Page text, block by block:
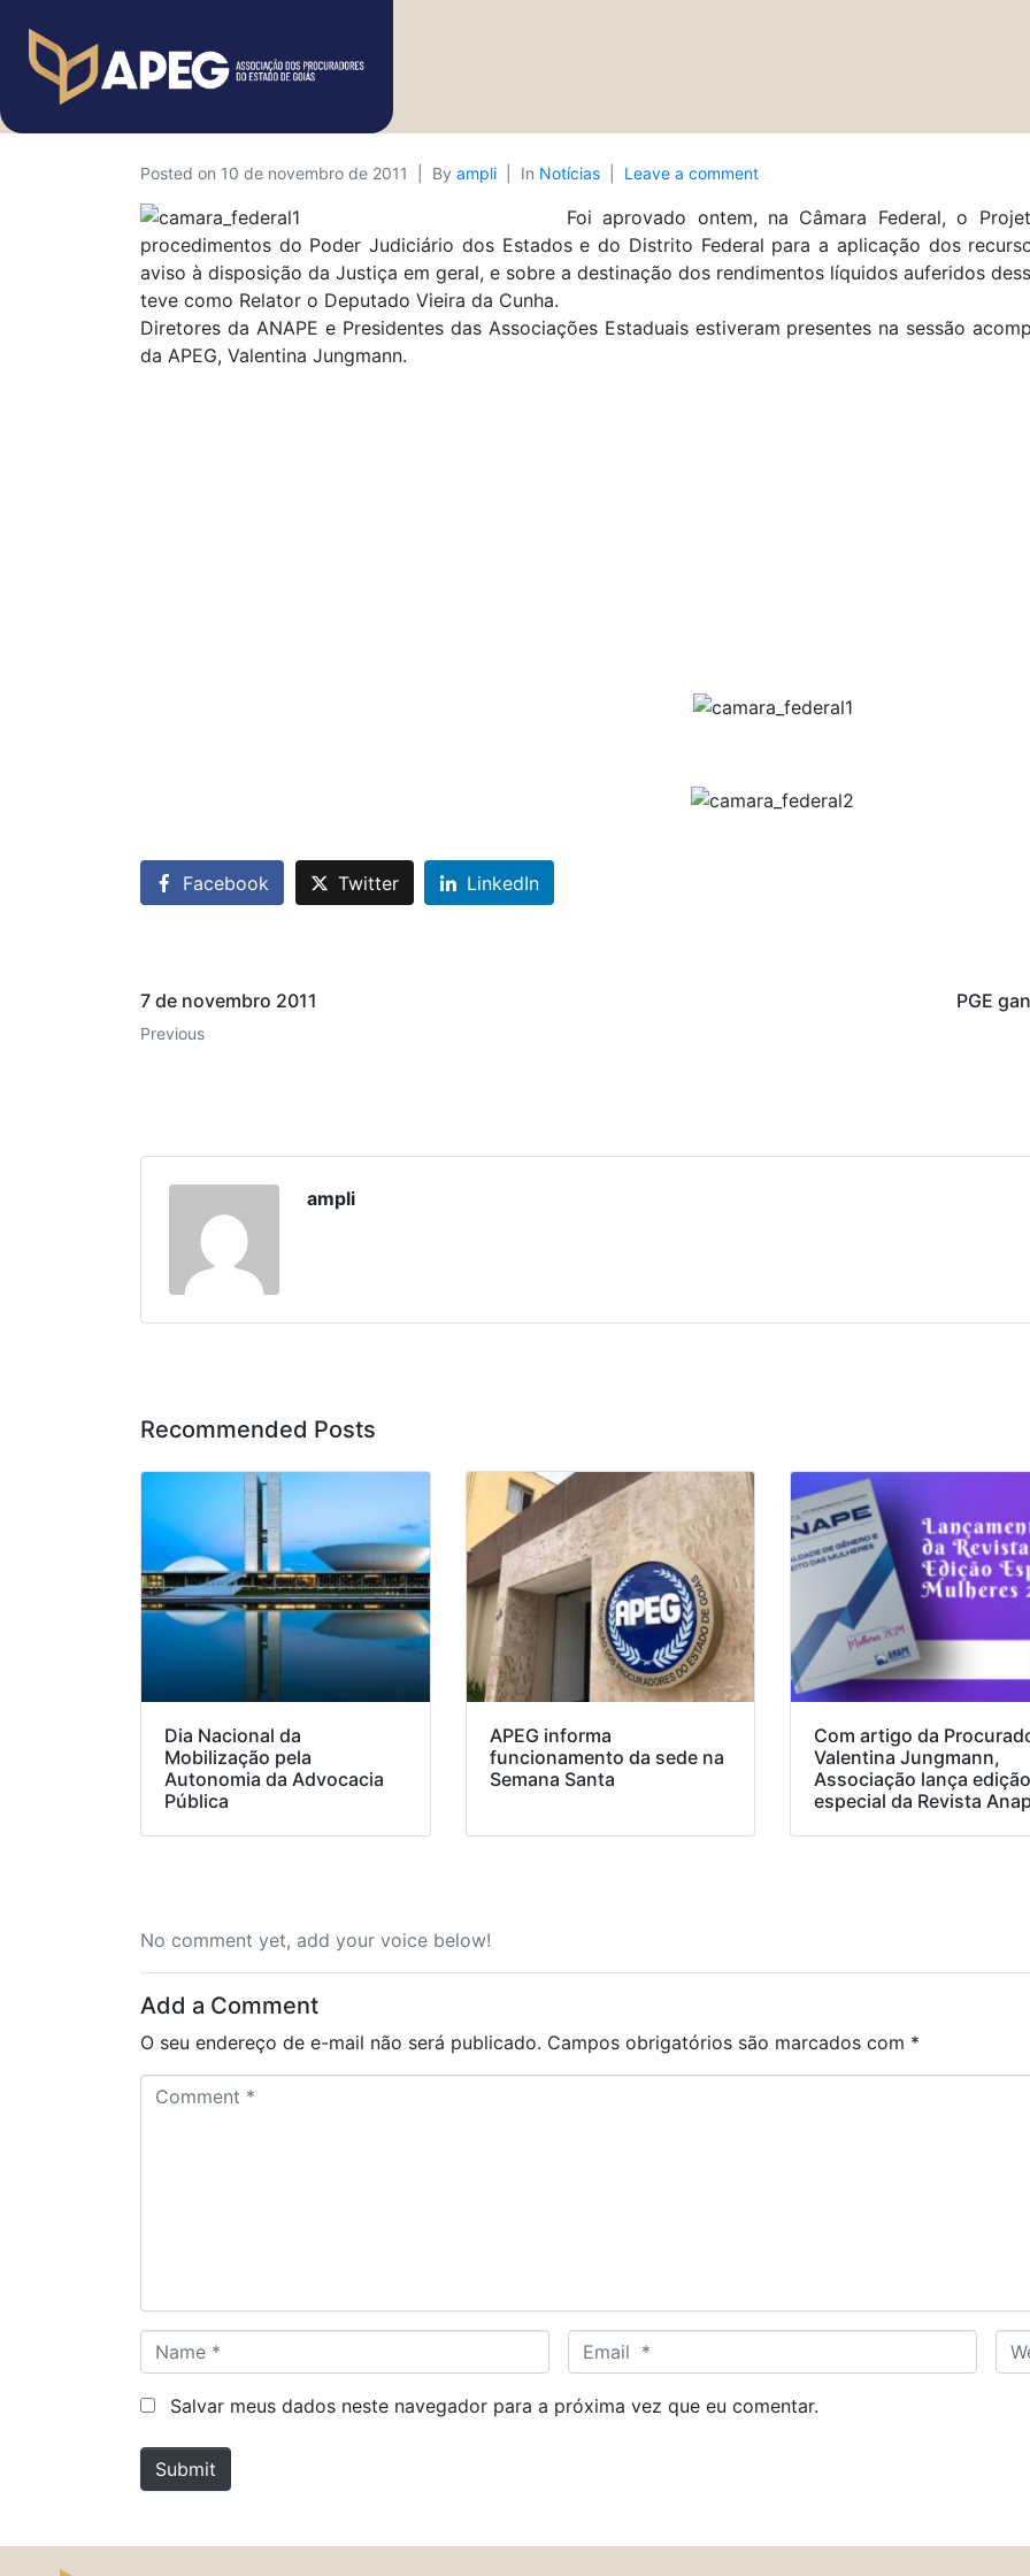
Posted on 10 de novembro de 2011 By ampli In Notícias Leave a comment
Foi aprovado ontem, na Câmara Federal, o
procedimentos do Poder Judiciário dos Estados e do Distrito Federal para a aplicação dos
aviso à disposição da Justiça em geral, e sobre a destinação dos rendimentos líquidos auferidos
teve como Relator o Deputado Vieira da Cunha.
Diretores da ANAPE e Presidentes das Associações Estaduais estiveram presentes na sessão
da APEG, Valentina Jungmann.
Facebook Twitter LinkedIn
7 de novembro 2011
Previous
PGE
ampli
Recommended Posts
Dia Nacional da
Mobilização pela
Autonomia da Advocacia
Pública
APEG informa
funcionamento da sede na
Semana Santa
Com artigo da
Valentina Jungmann,
Associação lança edição
especial da Revista
No comment yet, add your voice below!
Add a Comment
O seu endereço de e-mail não será publicado. Campos obrigatórios são marcados com *
a
m
*
m
a
W
e
Salvar meus dados neste navegador para a próxima vez que eu comentar.
Submit